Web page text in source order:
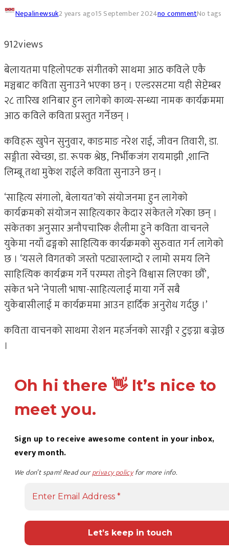
Nepalinewsuk2 years ago15 September 2024no commentNo tags
912views
बेलायतमा पहिलोपटक संगीतको साथमा आठ कविले एकै
मञ्चबाट कविता सुनाउने भएका छन् । एल्डरसटमा यही सेप्टेम्बर
२८ तारिख शनिबार हुन लागेको काव्य-सन्ध्या नामक कार्यक्रममा
आठ कविले कविता प्रस्तुत गर्नेछन् ।
कविहरू खुपेन सुनुवार, काङमाङ नरेश राई, जीवन तिवारी, डा.
सङ्गीता स्वेच्छा, डा. रूपक श्रेष्ठ, निर्भीकजंग रायमाझी ,शान्ति
लिम्बू तथा मुकेश राईले कविता सुनाउने छन् ।
‘साहित्य संगालो, बेलायत’को संयोजनमा हुन लागेको
कार्यक्रमको संयोजन साहित्यकार केदार संकेतले गरेका छन् ।
संकेतका अनुसार अनौपचारिक शैलीमा हुने कविता वाचनले
युकेमा नयाँ ढङ्गको साहित्यिक कार्यक्रमको सुरुवात गर्न लागेको
छ । ‘यसले विगतको जस्तो पट्यारलाग्दो र लामो समय लिने
साहित्यिक कार्यक्रम गर्ने परम्परा तोड्ने विश्वास लिएका छौँ’,
संकेत भने ‘नेपाली भाषा-साहित्यलाई माया गर्ने सबै
युकेबासीलाई म कार्यक्रममा आउन हार्दिक अनुरोध गर्दछु ।’
कविता वाचनको साथमा रोशन महर्जनको सारङ्गी र टुङ्ग्ना बज्नेछ
।
Oh hi there 👋 It’s nice to
meet you.
Sign up to receive awesome content in your inbox,
every month.
We don’t spam! Read ourprivacy policyfor more info.